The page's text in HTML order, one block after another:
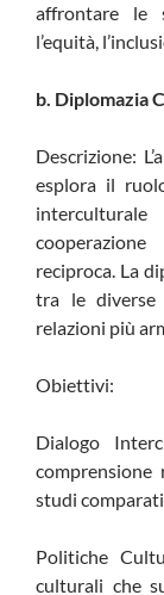
affrontare le
l’equità,
b. Diplomazia
Descrizione:
esplora il
reciproca. La
tra le diverse
relazioni più
Obiettivi:
Dialogo
studi
Politiche
culturali che